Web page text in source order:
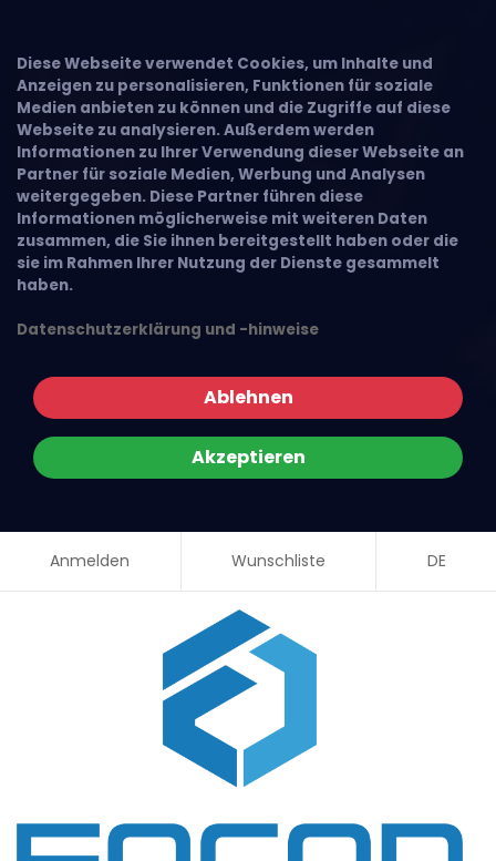
Diese Webseite verwendet Cookies, um Inhalte und
Anzeigen zu personalisieren, Funktionen für soziale
Medien anbieten zu können und die Zugriffe auf diese
Webseite zu analysieren. Außerdem werden
Informationen zu Ihrer Verwendung dieser Webseite an
Partner für soziale Medien, Werbung und Analysen
weitergegeben. Diese Partner führen diese
Informationen möglicherweise mit weiteren Daten
zusammen, die Sie ihnen bereitgestellt haben oder die
sie im Rahmen Ihrer Nutzung der Dienste gesammelt
haben.
Datenschutzerklärung und -hinweise
Ablehnen
Akzeptieren
Anmelden Wunschliste DE